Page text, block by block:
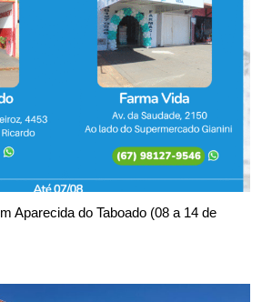
Aparecida do Taboado (08 a 14 de